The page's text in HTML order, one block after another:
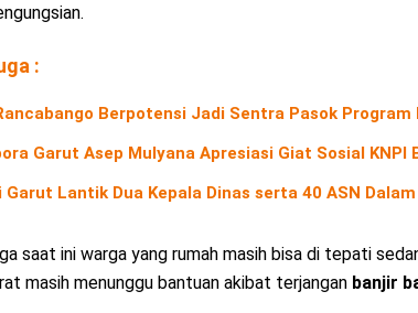
:
Berpotensi Jadi Sentra Pasok
Garut Asep Mulyana Apresiasi Giat Sosial KNPI
Garut Lantik Dua Kepala Dinas serta 40 ASN
saat ini warga yang rumah masih bisa di tepati
masih menunggu bantuan akibat terjangan banjir